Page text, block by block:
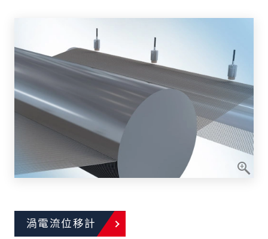
渦電流位移計